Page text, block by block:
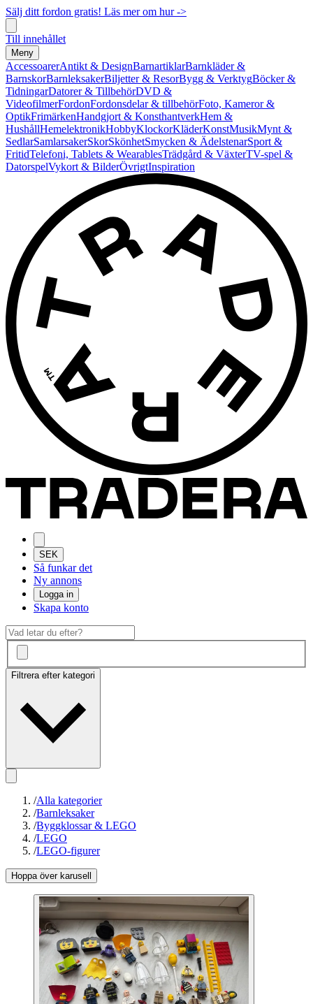
Sälj ditt fordon gratis! Läs mer om hur ->
Till innehållet
Meny
AccessoarerAntikt & DesignBarnartiklarBarnkläder &
BarnskorBarnleksakerBiljetter & ResorBygg & VerktygBöcker &
TidningarDatorer & TillbehörDVD &
VideofilmerFordonFordonsdelar & tillbehörFoto, Kameror &
OptikFrimärkenHandgjort & KonsthantverkHem &
HushållHemelektronikHobbyKlockorKläderKonstMusikMynt &
SedlarSamlarsakerSkorSkönhetSmycken & ÄdelstenarSport &
FritidTelefoni, Tablets & WearablesTrädgård & VäxterTV-spel &
DatorspelVykort & BilderÖvrigtInspiration
SEK
Så funkar det
Ny annons
Logga in
Skapa konto
Filtrera efter kategori
/Alla kategorier
/Barnleksaker
/Byggklossar & LEGO
/LEGO
/LEGO-figurer
Hoppa över karusell